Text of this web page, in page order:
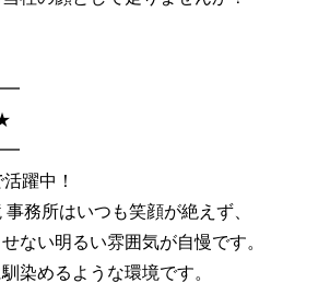
躍中！
務所はいつも笑顔が絶えず、
ない明るい雰囲気が自慢です。
染めるような環境です。